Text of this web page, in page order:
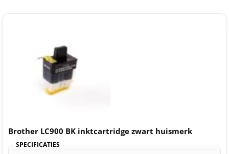
Brother LC900 BK inktcartridge zwart huismerk
SPECIFICATIES